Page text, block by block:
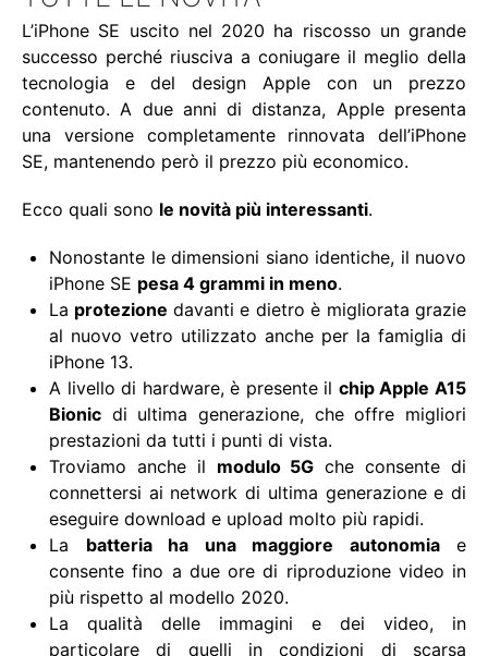
L’iPhone SE uscito nel 2020 ha riscosso un grande
successo perché riusciva a coniugare il meglio della
tecnologia e del design Apple con un prezzo
contenuto. A due anni di distanza, Apple presenta
una versione completamente rinnovata dell’iPhone
SE, mantenendo però il prezzo più economico.
Ecco quali sono le novità più interessanti.
Nonostante le dimensioni siano identiche, il nuovo
iPhone SE pesa 4 grammi in meno.
La protezione davanti e dietro è migliorata grazie
al nuovo vetro utilizzato anche per la famiglia di
iPhone 13.
A livello di hardware, è presente il chip Apple A15
Bionic di ultima generazione, che offre migliori
prestazioni da tutti i punti di vista.
Troviamo anche il modulo 5G che consente di
connettersi ai network di ultima generazione e di
eseguire download e upload molto più rapidi.
La batteria ha una maggiore autonomiae
consente fino a due ore di riproduzione video in
più rispetto al modello 2020.
La qualità delle immagini e dei video, in
particolare di quelli in condizioni di scarsa